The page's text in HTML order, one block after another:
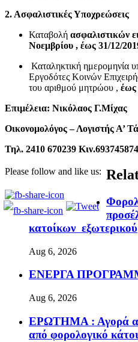
2. Ασφαλιστικές Υποχρεώσεις
Καταβολή ασφαλιστικών
Νοεμβρίου , έως 31/12/
Καταληκτική ημερομηνία
Εργοδότες Κοινών
του αριθμού μητρώου , έως
Eπιμέλεια: Νικόλαος Γ.Μίχας
Οικονομολόγος – Λογιστής Α’
Τηλ. 2410 670239
Please follow and like us:
κατοίκων εξωτερικού
Aug 6, 2026
ΕΝΕΡΓΑ
Aug 6, 2026
ΕΡΩΤΗΜΑ : Αγορά
από φορολογικό